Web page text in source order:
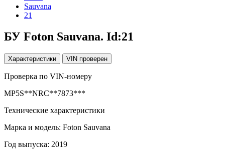
Sauvana
21
БУ Foton Sauvana. Id:21
Характеристики VIN проверен
Проверка по VIN-номеру
MP5S**NRC**7873***
Технические характеристики
Марка и модель: Foton Sauvana
Год выпуска: 2019